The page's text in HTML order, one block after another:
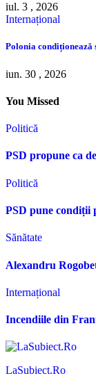
iul. 3 , 2026
Internațional
Polonia
iun. 30 , 2026
You Missed
Politică
PSD propune ca
Politică
PSD pune condiții
Sănătate
Alexandru
Internațional
Incendiile din
LaSubiect.Ro